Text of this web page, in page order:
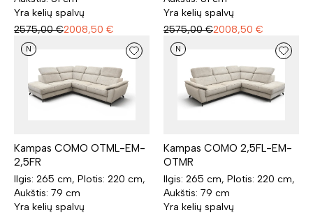
Yra kelių spalvų
2575,00 €2008,50 €
Yra kelių spalvų
2575,00 €2008,50 €
N
Kampas COMO OTML-EM-
2,5FR
Ilgis: 265 cm, Plotis: 220 cm,
Aukštis: 79 cm
Yra kelių spalvų
N
Kampas COMO 2,5FL-EM-
OTMR
Ilgis: 265 cm, Plotis: 220 cm,
Aukštis: 79 cm
Yra kelių spalvų